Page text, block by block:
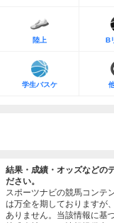
陸上 B
学生バスケ
結果・成績・オッズなどの
ださい。
スポーツナビの競馬コンテ
は万全を期しておりますが
ありません。当該情報に基